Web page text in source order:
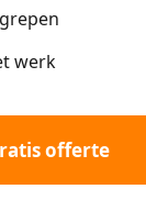
werk
offerte